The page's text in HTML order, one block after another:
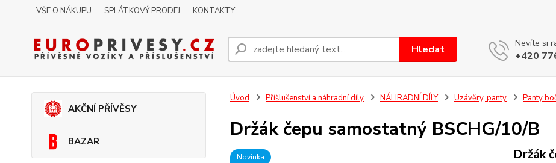
VŠE O NÁKUPU SPLÁTKOVÝ PRODEJ KONTAKTY
Hledat Nevíte si
+420
AKČNÍ PŘÍVĚSY
BAZAR
Úvod Příšlušenství a náhradní díly NÁHRADNÍ DÍLY Uzávěry, panty Panty
Držák čepu samostatný BSCHG/10/B
Novinka Držák